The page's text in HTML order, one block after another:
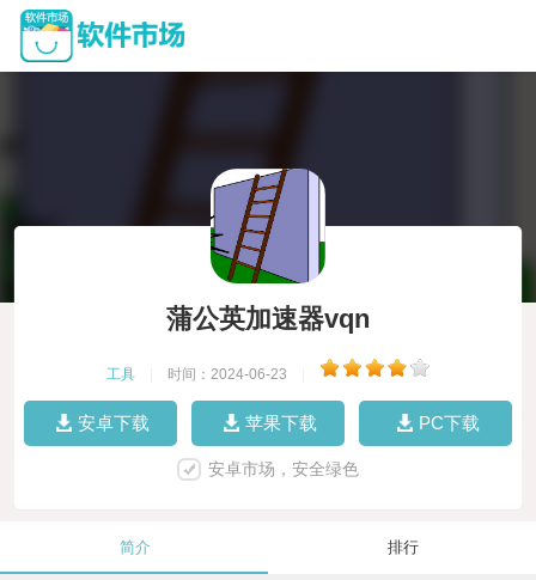
蒲公英加速器vqn
工具 时间：2024-06-23
安卓下载 苹果下载 PC下载
安卓市场，安全绿色
简介 排行